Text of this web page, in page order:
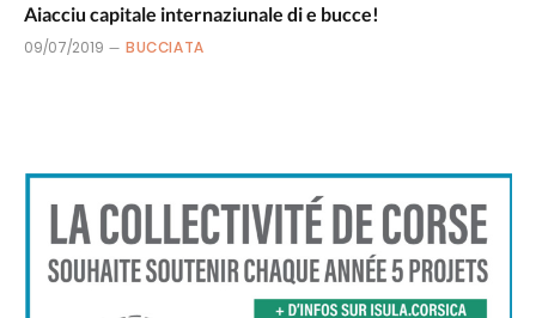
Aiacciu capitale internaziunale di e bucce!
09/07/2019 BUCCIATA